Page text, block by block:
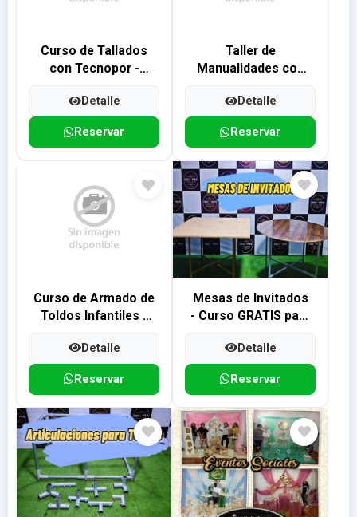
Curso de Tallados
con Tecnopor -
Detalle
Reservar
Taller de
Manualidades con
Detalle
Reservar
Curso de Armado de
Toldos Infantiles -
Detalle
Reservar
Mesas de Invitados
- Curso GRATIS para
Fiestas y Eventos
Detalle
Reservar